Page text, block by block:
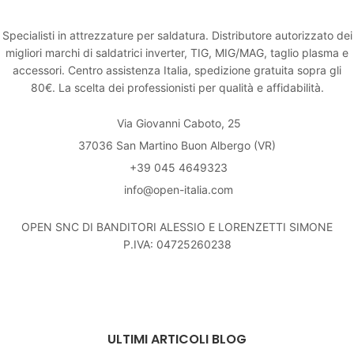
Specialisti in attrezzature per saldatura. Distributore autorizzato dei
migliori marchi di saldatrici inverter, TIG, MIG/MAG, taglio plasma e
accessori. Centro assistenza Italia, spedizione gratuita sopra gli
80€. La scelta dei professionisti per qualità e affidabilità.
Via Giovanni Caboto, 25
37036 San Martino Buon Albergo (VR)
+39 045 4649323
info@open-italia.com
OPEN SNC DI BANDITORI ALESSIO E LORENZETTI SIMONE
P.IVA: 04725260238
ULTIMI ARTICOLI BLOG